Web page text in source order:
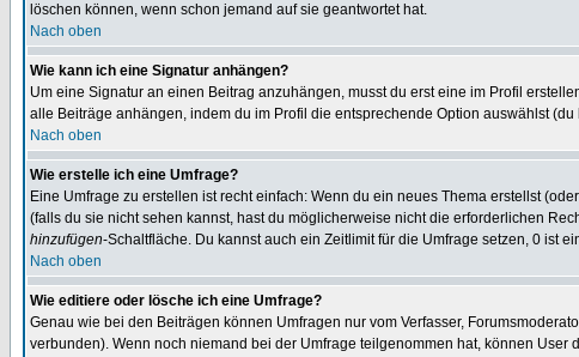
löschen können, wenn schon jemand auf sie geantwortet hat.
Nach oben
Wie kann ich eine Signatur anhängen?
Um eine Signatur an einen Beitrag anzuhängen, musst du erst eine im Profil
alle Beiträge anhängen, indem du im Profil die entsprechende Option auswählst
Nach oben
Wie erstelle ich eine Umfrage?
Eine Umfrage zu erstellen ist recht einfach: Wenn du ein neues Thema erstellst
(falls du sie nicht sehen kannst, hast du möglicherweise nicht die erforderlichen
hinzufügen-Schaltfläche. Du kannst auch ein Zeitlimit für die Umfrage setzen, 0 ist
Nach oben
Wie editiere oder lösche ich eine Umfrage?
Genau wie bei den Beiträgen können Umfragen nur vom Verfasser,
verbunden). Wenn noch niemand bei der Umfrage teilgenommen hat, können